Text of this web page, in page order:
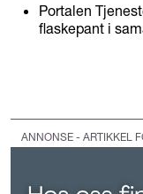
Portalen
flaskepant i
ANNONSE - ARTIKKEL